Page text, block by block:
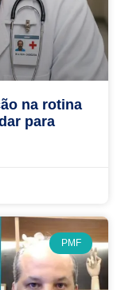
na rotina
para
PMF